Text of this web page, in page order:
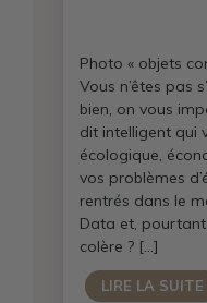
Photo « objets
Vous n’êtes pas
bien, on vous
dit intelligent qui
écologique,
vos problèmes
rentrés dans le
Data et,
colère ? […]
LIRE LA SUITE